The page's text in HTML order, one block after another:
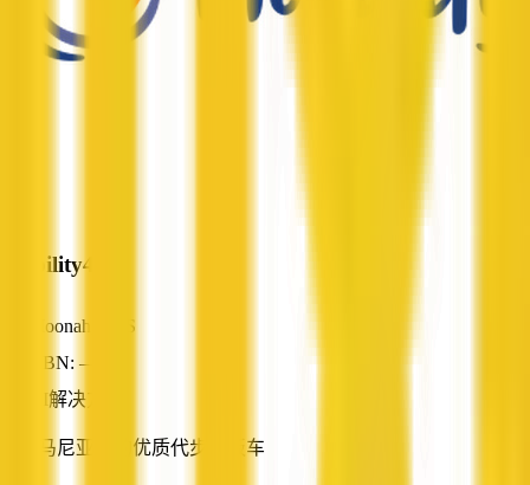
Mobility4All
Moonah, TAS
ABN: —
AI解决方案
塔斯马尼亚州的优质代步滑板车